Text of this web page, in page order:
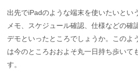
出先でiPadのような端末を使いたいとい
メモ、スケジュール確認、仕様などの確
デモといったところでしょうか。このよ
は今のところおおよそ丸一日持ち歩いて
す。